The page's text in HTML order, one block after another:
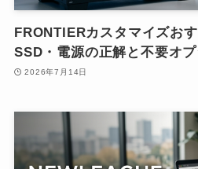
FRONTIERカスタマイズお
SSD・電源の正解と不要オ
2026年7月14日